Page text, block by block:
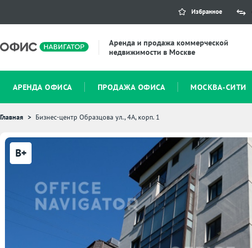
Избранное
Аренда и продажа коммерческой
недвижимости в Москве
АРЕНДА ОФИСА ПРОДАЖА ОФИСА МОСКВА-СИТИ
Главная Бизнес-центр Образцова ул., 4А, корп. 1
B+